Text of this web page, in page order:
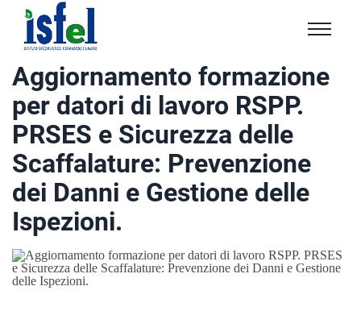
Isfel
Istituto
specialistico
formazione
e
lavoro
Aggiornamento formazione
per datori di lavoro RSPP.
PRSES e Sicurezza delle
Scaffalature: Prevenzione
dei Danni e Gestione delle
Ispezioni.